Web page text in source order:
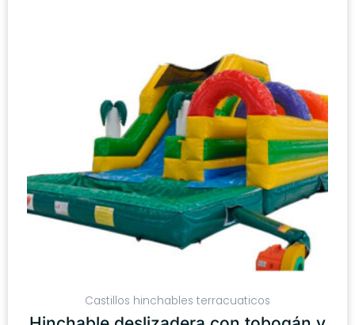
Castillos hinchables terracuaticos